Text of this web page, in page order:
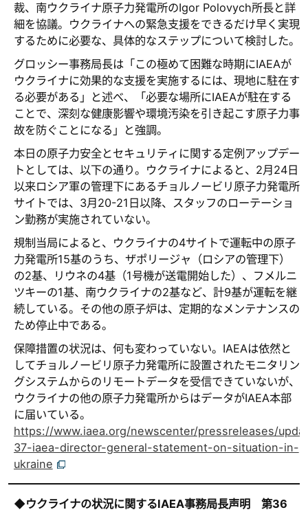
裁、南ウクライナ原子力発電所のIgor Polovych所長と詳
細を協議。ウクライナへの緊急支援をできるだけ早く実現
するために必要な、具体的なステップについて検討した。
グロッシー事務局長は「この極めて困難な時期にIAEAが
ウクライナに効果的な支援を実施するには、現地に駐在す
る必要がある」と述べ、「必要な場所にIAEAが駐在する
ことで、深刻な健康影響や環境汚染を引き起こす原子力事
故を防ぐことになる」と強調。
本日の原子力安全とセキュリティに関する定例アップデー
トとしては、以下の通り。ウクライナによると、2月24日
以来ロシア軍の管理下にあるチョルノービリ原子力発電所
サイトでは、3月20-21日以降、スタッフのローテーショ
ン勤務が実施されていない。
規制当局によると、ウクライナの4サイトで運転中の原子
力発電所15基のうち、ザポリージャ（ロシアの管理下）
の2基、リウネの4基（1号機が送電開始した）、フメルニ
ツキーの1基、南ウクライナの2基など、計9基が運転を継
続している。その他の原子炉は、定期的なメンテナンスの
ため停止中である。
保障措置の状況は、何も変わっていない。IAEAは依然と
してチョルノービリ原子力発電所に設置されたモニタリン
グシステムからのリモートデータを受信できていないが、
ウクライナの他の原子力発電所からはデータがIAEA本部
に届いている。
https://www.iaea.org/newscenter/pressreleases/
37-iaea-director-general-statement-on-situation-in-
ukraine
◆ウクライナの状況に関するIAEA事務局長声明 第36